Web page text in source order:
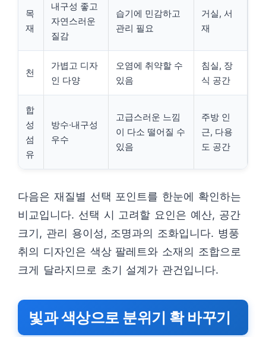
목
재
내구성 좋고
자연스러운
질감
습기에 민감하고
관리 필요
거실, 서
재
천
가볍고 디자
인 다양
오염에 취약할 수
있음
침실, 장
식 공간
합
성
섬
유
방수·내구성
우수
고급스러운 느낌
이 다소 떨어질 수
있음
주방 인
근, 다용
도 공간
다음은 재질별 선택 포인트를 한눈에 확인하는
비교입니다. 선택 시 고려할 요인은 예산, 공간
크기, 관리 용이성, 조명과의 조화입니다. 병풍
취의 디자인은 색상 팔레트와 소재의 조합으로
크게 달라지므로 초기 설계가 관건입니다.
빛과 색상으로 분위기 확 바꾸기